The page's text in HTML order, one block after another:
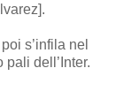
s’infila nel
pali dell’Inter.